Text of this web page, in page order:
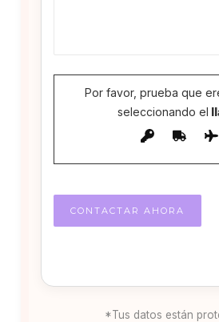
Por favor, prueba que
seleccionando el
*Tus datos están